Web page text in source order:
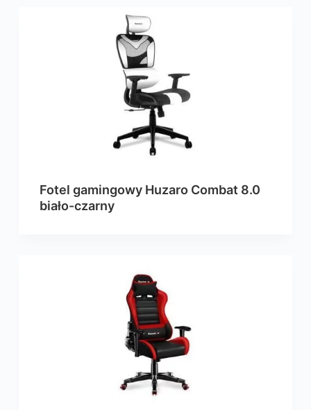
Fotel gamingowy Huzaro Combat 8.0
biało-czarny